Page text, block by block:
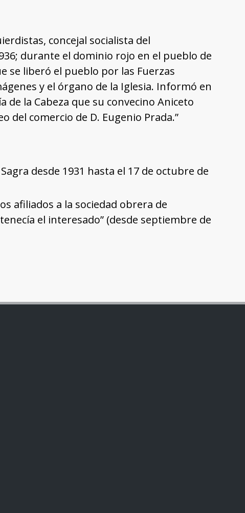
concejal socialista del
durante el dominio rojo en el pueblo de
se liberó el pueblo por las Fuerzas
y el órgano de la Iglesia. Informó en
de la Cabeza que su convecino Aniceto
del comercio de D. Eugenio Prada.”
desde 1931 hasta el 17 de octubre de
afiliados a la sociedad obrera de
el interesado” (desde septiembre de